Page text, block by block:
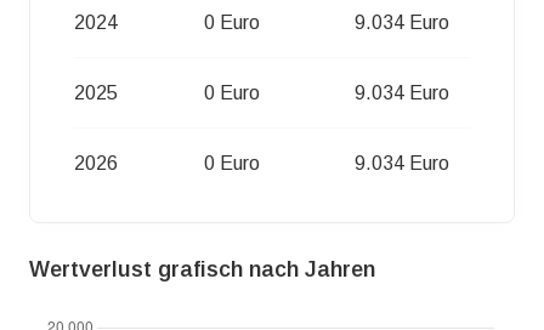
2024 0 Euro 9.034 Euro
2025 0 Euro 9.034 Euro
2026 0 Euro 9.034 Euro
Wertverlust grafisch nach Jahren